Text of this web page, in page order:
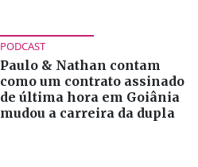
PODCAST
Paulo & Nathan contam
como um contrato assinado
de última hora em Goiânia
mudou a carreira da dupla